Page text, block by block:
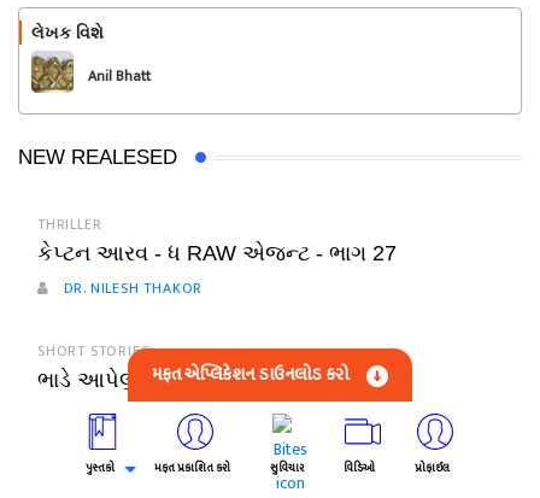
લેખક વિશે
Anil Bhatt
NEW REALESED
THRILLER
કેપ્ટન આરવ - ધ RAW એજન્ટ - ભાગ 27
DR. NILESH THAKOR
SHORT STORIES
ભાડે આપેલું સુખ - 2
ALOKA PATEL
મફત એપ્લિકેશન ડાઉનલોડ કરો
પુસ્તકો મફત પ્રકાશિત કરો સુવિચાર વિડિઓ પ્રોફાઈલ